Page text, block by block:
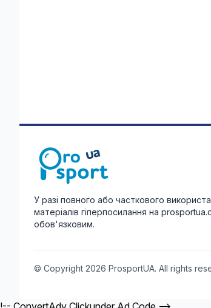
У разі повного або часткового
матеріалів гіперпосилання на
обов'язковим.
© Copyright 2026 ProsportUA. All rights